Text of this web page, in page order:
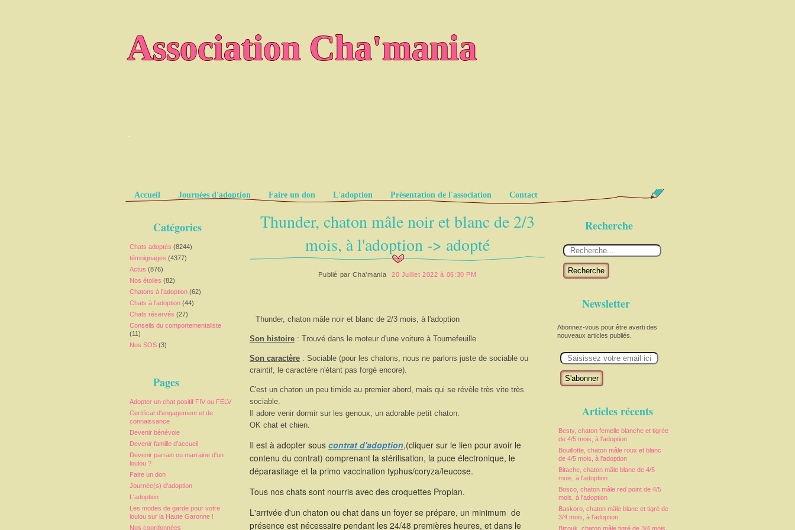
Association Cha'mania
.
Pages
Accueil Journées d'adoption Faire un don L'adoption Présentation de l'association Contact
Catégories
Chats adoptés (8244)
témoignages (4377)
Actus (876)
Nos étoiles (82)
Chatons à l'adoption (62)
Chats à l'adoption (44)
Chats réservés (27)
Conseils du comportementaliste
(11)
Nos SOS (3)
Pages
Adopter un chat positif FIV ou FELV
Certificat d'engagement et de
connaissance
Devenir bénévole
Devenir famille d'accueil
Devenir parrain ou marraine d'un
loulou ?
Faire un don
Journée(s) d'adoption
L'adoption
Les modes de garde pour votre
loulou sur la Haute Garonne !
Nos coordonnées
Recherche
Recherche
Newsletter
Abonnez-vous pour être averti des
nouveaux articles publiés.
m
Articles récents
Besty, chaton femelle blanche et tigrée
de 4/5 mois, à l'adoption
Bouillotte, chaton mâle roux et blanc
de 4/5 mois, à l'adoption
Bitache, chaton mâle blanc de 4/5
mois, à l'adoption
Bosco, chaton mâle red point de 4/5
mois, à l'adoption
Baskoro, chaton mâle blanc et tigré de
3/4 mois, à l'adoption
Bizouk, chaton mâle tigré de 3/4 mois,
Thunder, chaton mâle noir et blanc de 2/3
mois, à l'adoption -> adopté
Publié parCha'mania 20 Juillet 2022 à 06:30 PM
Thunder, chaton mâle noir et blanc de 2/3 mois, à l'adoption
Son histoire : Trouvé dans le moteur d'une voiture à Tournefeuille
Son caractère : Sociable (pour les chatons, nous ne parlons juste de sociable ou
craintif, le caractère n'étant pas forgé encore).
C'est un chaton un peu timide au premier abord, mais qui se révèle très vite très
sociable.
Il adore venir dormir sur les genoux, un adorable petit chaton.
OK chat et chien.
Il est à adopter sous contrat d'adoption,(cliquer sur le lien pour avoir le
contenu du contrat) comprenant la stérilisation, la puce électronique, le
déparasitage et la primo vaccination typhus/coryza/leucose.
Tous nos chats sont nourris avec des croquettes Proplan.
L'arrivée d'un chaton ou chat dans un foyer se prépare, un minimum de
présence est nécessaire pendant les 24/48 premières heures, et dans le